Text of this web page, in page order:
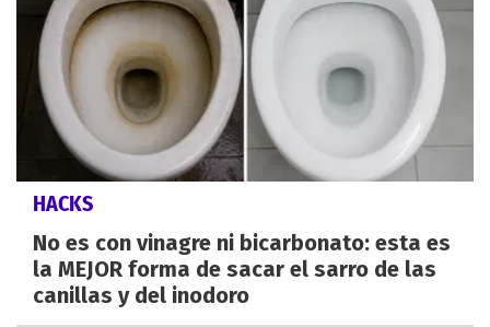
HACKS
No es con vinagre ni bicarbonato: esta es
la MEJOR forma de sacar el sarro de las
canillas y del inodoro